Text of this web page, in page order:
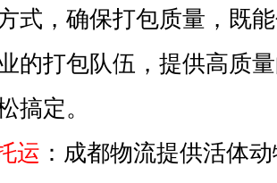
式，确保打包质量，既
的打包队伍，提供高质
搞定。
运 ：成都物流提供活体